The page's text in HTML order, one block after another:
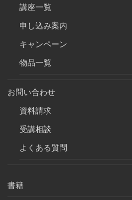
講座一覧
申し込み案内
キャンペーン
物品一覧
お問い合わせ
資料請求
受講相談
よくある質問
書籍